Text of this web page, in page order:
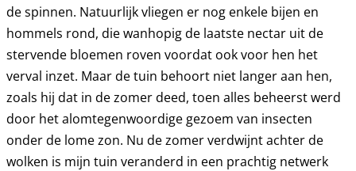
de spinnen. Natuurlijk vliegen er nog enkele bijen en
hommels rond, die wanhopig de laatste nectar uit de
stervende bloemen roven voordat ook voor hen het
verval inzet. Maar de tuin behoort niet langer aan hen,
zoals hij dat in de zomer deed, toen alles beheerst werd
door het alomtegenwoordige gezoem van insecten
onder de lome zon. Nu de zomer verdwijnt achter de
wolken is mijn tuin veranderd in een prachtig netwerk